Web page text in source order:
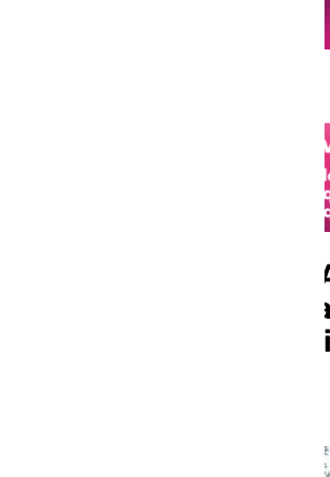
El Ayuntamiento y la
‘Vicente Espinel’
Concurso de